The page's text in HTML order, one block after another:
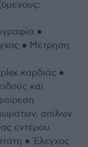
●
● Μέτρηση
καρδιάς ●
και
σπίλων
εντέρου
● Έλεγχος